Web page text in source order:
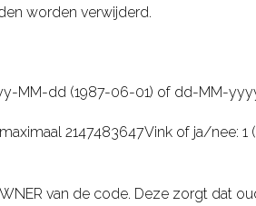
worden verwijderd.
MM-dd (1987-06-01) of dd-MM-
2147483647Vink of ja/nee: 1
van de code. Deze zorgt dat